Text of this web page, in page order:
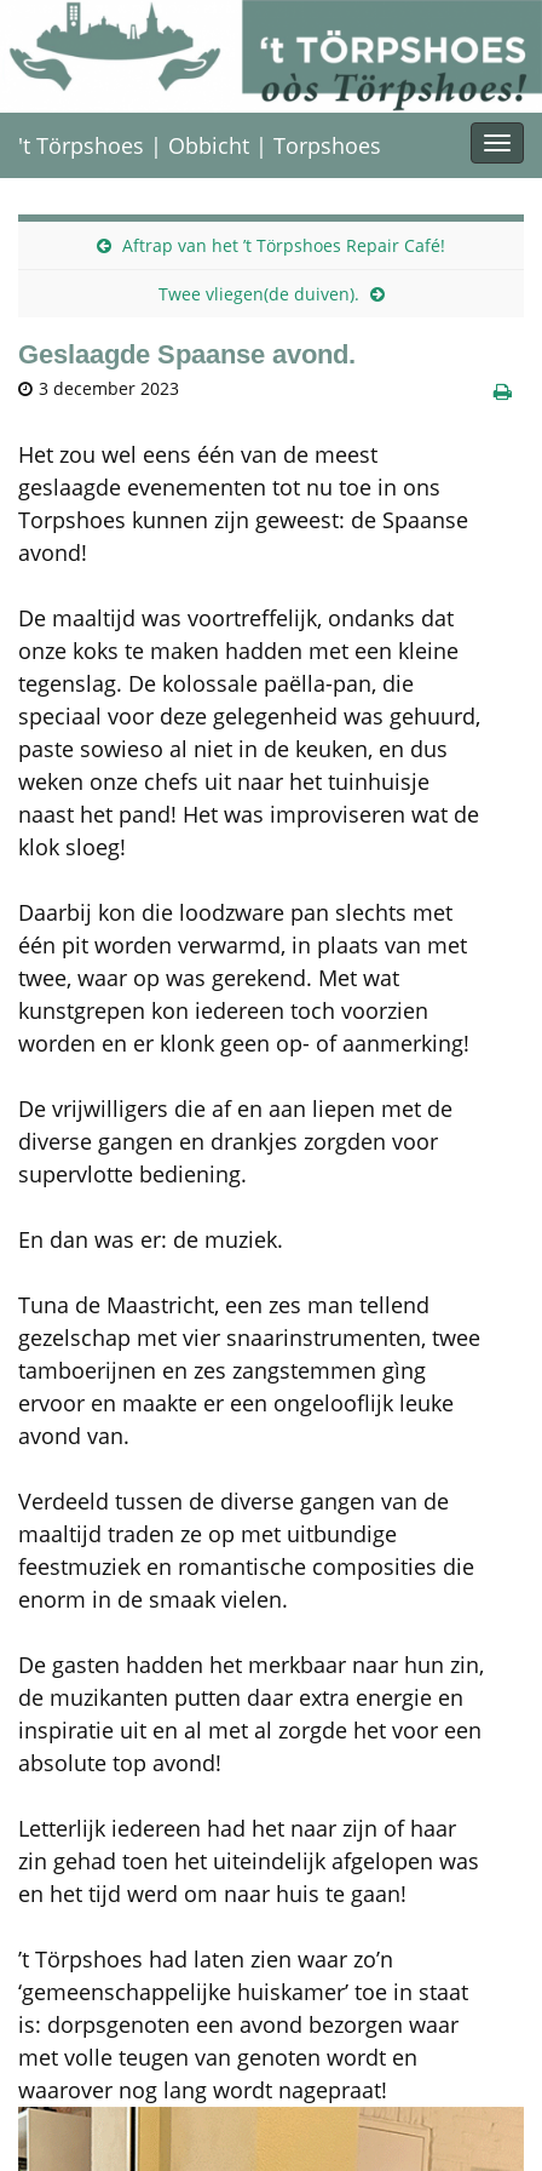
't Törpshoes | Obbicht | Torpshoes
Aftrap van het ’t Törpshoes Repair Café!
Twee vliegen(de duiven).
Geslaagde Spaanse avond.
3 december 2023
Het zou wel eens één van de meest
geslaagde evenementen tot nu toe in ons
Torpshoes kunnen zijn geweest: de Spaanse
avond!
De maaltijd was voortreffelijk, ondanks dat
onze koks te maken hadden met een kleine
tegenslag. De kolossale paëlla-pan, die
speciaal voor deze gelegenheid was gehuurd,
paste sowieso al niet in de keuken, en dus
weken onze chefs uit naar het tuinhuisje
naast het pand! Het was improviseren wat de
klok sloeg!
Daarbij kon die loodzware pan slechts met
één pit worden verwarmd, in plaats van met
twee, waar op was gerekend. Met wat
kunstgrepen kon iedereen toch voorzien
worden en er klonk geen op- of aanmerking!
De vrijwilligers die af en aan liepen met de
diverse gangen en drankjes zorgden voor
supervlotte bediening.
En dan was er: de muziek.
Tuna de Maastricht, een zes man tellend
gezelschap met vier snaarinstrumenten, twee
tamboerijnen en zes zangstemmen gìng
ervoor en maakte er een ongelooflijk leuke
avond van.
Verdeeld tussen de diverse gangen van de
maaltijd traden ze op met uitbundige
feestmuziek en romantische composities die
enorm in de smaak vielen.
De gasten hadden het merkbaar naar hun zin,
de muzikanten putten daar extra energie en
inspiratie uit en al met al zorgde het voor een
absolute top avond!
Letterlijk iedereen had het naar zijn of haar
zin gehad toen het uiteindelijk afgelopen was
en het tijd werd om naar huis te gaan!
’t Törpshoes had laten zien waar zo’n
‘gemeenschappelijke huiskamer’ toe in staat
is: dorpsgenoten een avond bezorgen waar
met volle teugen van genoten wordt en
waarover nog lang wordt nagepraat!